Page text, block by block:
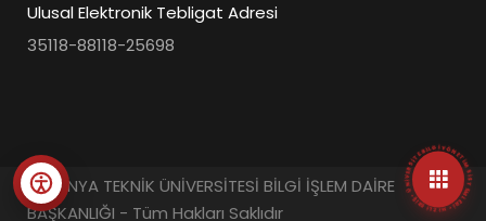
Ulusal Elektronik Tebligat Adresi
35118-88118-25698
© KONYA TEKNİK ÜNİVERSİTESİ BİLGİ İŞLEM DAİRE
BAŞKANLIĞI - Tüm Hakları Saklıdır
• ÜNIVERSITE BILGI YÖNETIM SISTEMLERI • HIZLI ERIŞIM MENÜSÜ •